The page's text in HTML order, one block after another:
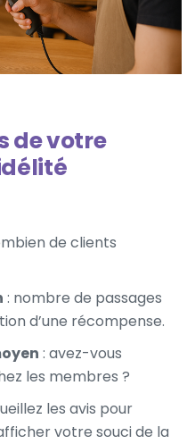
de votre
de clients
: nombre de passages
d’une récompense.
: avez-vous
les membres ?
les avis pour
votre souci de la